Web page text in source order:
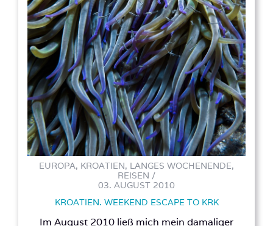
EUROPA, KROATIEN, LANGES WOCHENENDE,
REISEN /
03. AUGUST 2010
KROATIEN. WEEKEND ESCAPE TO KRK
Im August 2010 ließ mich mein damaliger